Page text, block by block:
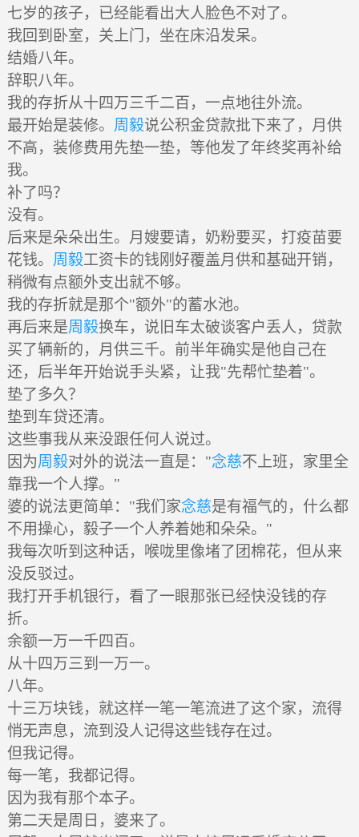
七岁的孩子，已经能看出大人脸色不对了。
我回到卧室，关上门，坐在床沿发呆。
结婚八年。
辞职八年。
我的存折从十四万三千二百，一点地往外流。
最开始是装修。 周毅说公积金贷款批下来了，月供
不高，装修费用先垫一垫，等他发了年终奖再补给
我。
补了吗？
没有。
后来是朵朵出生。月嫂要请，奶粉要买，打疫苗要
花钱。 周毅工资卡的钱刚好覆盖月供和基础开销，
稍微有点额外支出就不够。
我的存折就是那个"额外"的蓄水池。
再后来是周毅换车，说旧车太破谈客户丢人，贷款
买了辆新的，月供三千。前半年确实是他自己在
还，后半年开始说手头紧，让我"先帮忙垫着"。
垫了多久？
垫到车贷还清。
这些事我从来没跟任何人说过。
因为周毅对外的说法一直是："念慈不上班，家里全
靠我一个人撑。"
婆的说法更简单："我们家念慈是有福气的，什么都
不用操心，毅子一个人养着她和朵朵。"
我每次听到这种话，喉咙里像堵了团棉花，但从来
没反驳过。
我打开手机银行，看了一眼那张已经快没钱的存
折。
余额一万一千四百。
从十四万三到一万一。
八年。
十三万块钱，就这样一笔一笔流进了这个家，流得
悄无声息，流到没人记得这些钱存在过。
但我记得。
每一笔，我都记得。
因为我有那个本子。
第二天是周日，婆来了。